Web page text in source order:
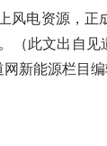
风电资源，正
（此文出自
网新能源栏目